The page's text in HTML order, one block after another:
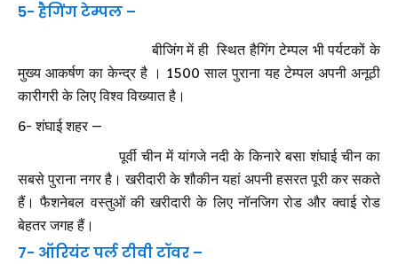
5- हैगिंग टेम्पल –
बीजिंग में ही स्थित हैगिंग टेम्पल भी पर्यटकों के
मुख्य आकर्षण का केन्द्र है । 1500 साल पुराना यह टेम्पल अपनी अनूठी
कारीगरी के लिए विश्व विख्यात है।
6- शंघाई शहर –
पूर्वी चीन में यांगजे नदी के किनारे बसा शंघाई चीन का
सबसे पुराना नगर है। खरीदारी के शौकीन यहां अपनी हसरत पूरी कर सकते
हैं। फैशनेबल वस्तुओं की खरीदारी के लिए नॉनजिग रोड और क्वाई रोड
बेहतर जगह हैं।
7- ऑरियंट पर्ल टीवी टॉवर –